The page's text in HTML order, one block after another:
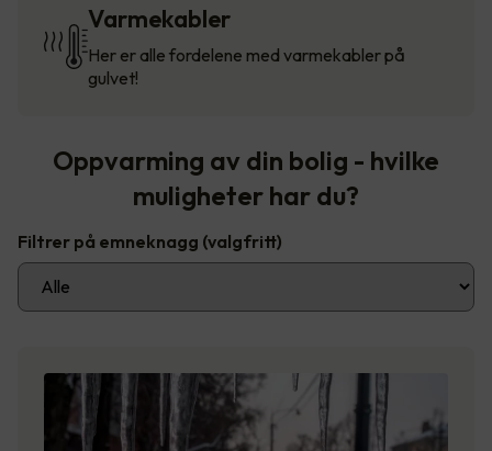
Varmekabler
Her er alle fordelene med varmekabler på
gulvet!
Oppvarming av din bolig - hvilke
muligheter har du?
Filtrer på emneknagg (valgfritt)